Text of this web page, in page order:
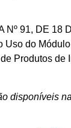
Nº 91, DE 18
Uso do
Produtos de
disponíveis